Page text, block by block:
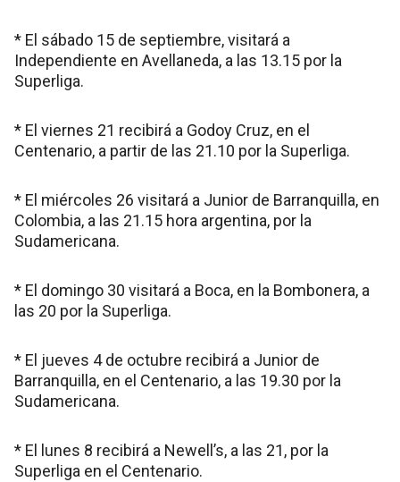
* El sábado 15 de septiembre, visitará a
Independiente en Avellaneda, a las 13.15 por la
Superliga.
* El viernes 21 recibirá a Godoy Cruz, en el
Centenario, a partir de las 21.10 por la Superliga.
* El miércoles 26 visitará a Junior de Barranquilla, en
Colombia, a las 21.15 hora argentina, por la
Sudamericana.
* El domingo 30 visitará a Boca, en la Bombonera, a
las 20 por la Superliga.
* El jueves 4 de octubre recibirá a Junior de
Barranquilla, en el Centenario, a las 19.30 por la
Sudamericana.
* El lunes 8 recibirá a Newell’s, a las 21, por la
Superliga en el Centenario.